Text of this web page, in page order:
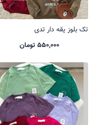
تک بلوز یقه دار تدی
550,000 تومان